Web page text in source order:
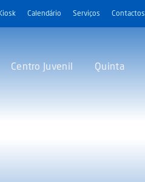
Calendário Serviços Contactos
Centro Juvenil Quinta